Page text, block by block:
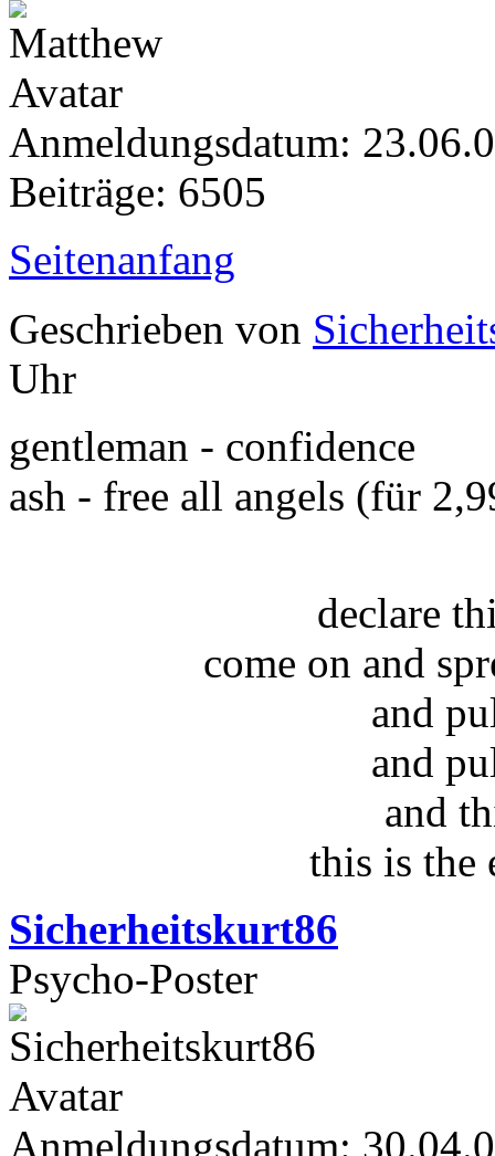
Anmeldungsdatum:
Beiträge: 6505
Seitenanfang
Geschrieben von
Uhr
gentleman - confidence
ash - free all angels (für
declare
come on and
and
and
and
this is the
Sicherheitskurt86
Psycho-Poster
Anmeldungsdatum: